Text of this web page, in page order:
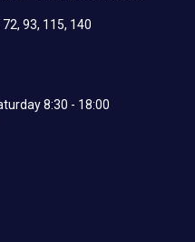
93, 115, 140
8:30 - 18:00